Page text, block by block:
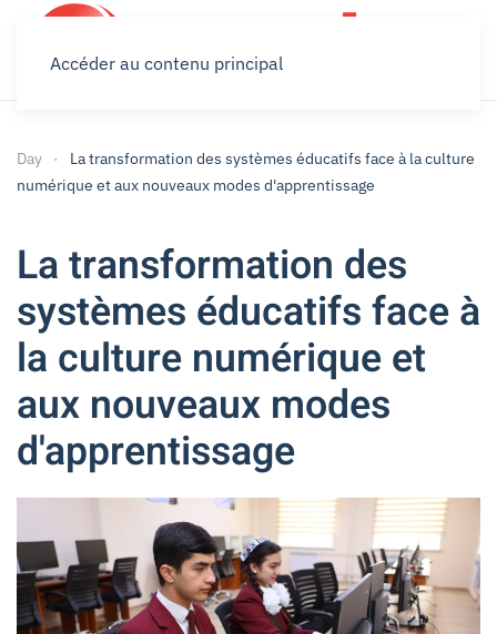
Accéder au contenu principal
Day
La transformation des systèmes éducatifs face à la culture
numérique et aux nouveaux modes d'apprentissage
La transformation des
systèmes éducatifs face à
la culture numérique et
aux nouveaux modes
d'apprentissage